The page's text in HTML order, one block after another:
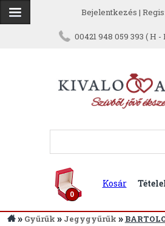
Bejelentkezés |
00421 948 059 393 ( H -
0
Kosár
» Gyűrűk » Jegygyűrűk »